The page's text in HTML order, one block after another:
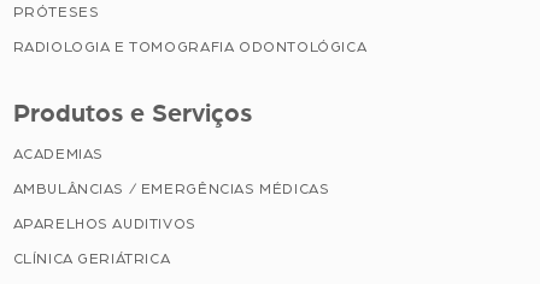
PRÓTESES
RADIOLOGIA E TOMOGRAFIA ODONTOLÓGICA
Produtos e Serviços
ACADEMIAS
AMBULÂNCIAS / EMERGÊNCIAS MÉDICAS
APARELHOS AUDITIVOS
CLÍNICA GERIÁTRICA